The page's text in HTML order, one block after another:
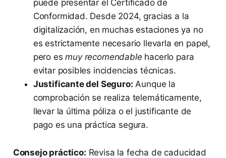
puede presentar el Certificado de
Conformidad. Desde 2024, gracias a la
digitalización, en muchas estaciones ya no
es estrictamente necesario llevarla en papel,
pero esmuy recomendable hacerlo para
evitar posibles incidencias técnicas.
Justificante del Seguro: Aunque la
comprobación se realiza telemáticamente,
llevar la última póliza o el justificante de
pago es una práctica segura.
Consejo práctico: Revisa la fecha de caducidad